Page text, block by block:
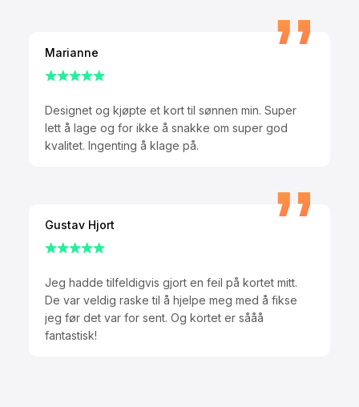
Marianne
Designet og kjøpte et kort til sønnen min. Super
lett å lage og for ikke å snakke om super god
kvalitet. Ingenting å klage på.
Gustav Hjort
Jeg hadde tilfeldigvis gjort en feil på kortet mitt.
De var veldig raske til å hjelpe meg med å fikse
jeg før det var for sent. Og kortet er sååå
fantastisk!